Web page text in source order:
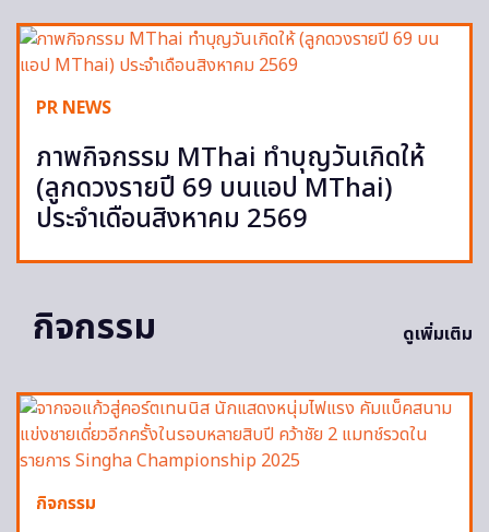
PR NEWS
ภาพกิจกรรม MThai ทำบุญวันเกิดให้
(ลูกดวงรายปี 69 บนแอป MThai)
ประจำเดือนสิงหาคม 2569
กิจกรรม ดูเพิ่มเติม
กิจกรรม